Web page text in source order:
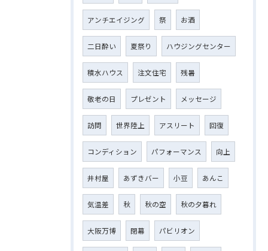
アンチエイジング 祭 お酒
二日酔い 夏祭り ハウジングセンター
積水ハウス 注文住宅 残暑
敬老の日 プレゼント メッセージ
訪問 世界陸上 アスリート 回復
コンディション パフォーマンス 向上
井村屋 あずきバー 小豆 あんこ
気温差 秋 秋の空 秋の夕暮れ
大阪万博 閉幕 パビリオン